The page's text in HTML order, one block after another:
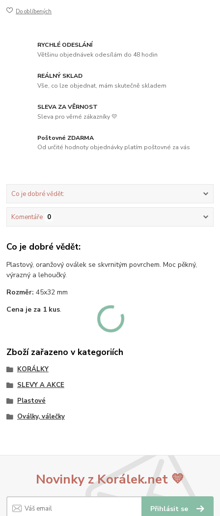
Do oblíbených
RYCHLÉ ODESLÁNÍ
Většinu objednávek odesílám do 48 hodin
REÁLNÝ SKLAD
Vše, co lze objednat, mám skutečně skladem
SLEVA ZA VĚRNOST
Sleva pro věrné zákazníky 💛
Poštovné ZDARMA
Od určité hodnoty objednávky platím poštovné za vás
Co je dobré vědět:
Komentáře 0
Co je dobré vědět:
Plastový, oranžový oválek se skvrnitým povrchem. Moc pěkný,
výrazný a lehoučký.
Rozměr: 45x32 mm
Cena je za 1 kus.
Zboží zařazeno v kategoriích
KORÁLKY
SLEVY A AKCE
Plastové
Oválky, válečky
Novinky z Korálek.net 💛
Přihlásit se